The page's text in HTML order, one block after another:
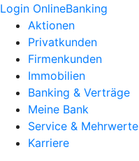
Login OnlineBanking
Aktionen
Privatkunden
Firmenkunden
Immobilien
Banking & Verträge
Meine Bank
Service & Mehrwerte
Karriere